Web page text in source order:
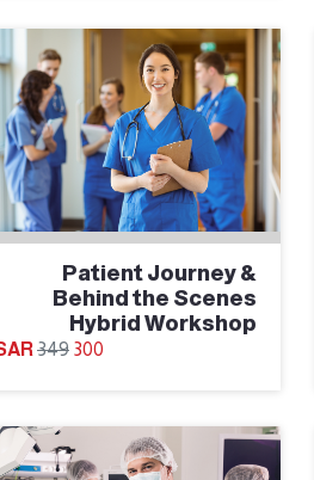
Patient Journey &
Behind the Scenes
Hybrid Workshop
349 300